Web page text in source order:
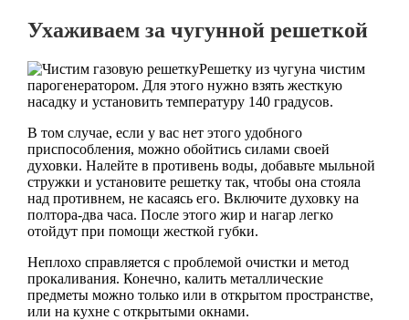
Ухаживаем за чугунной решеткой
Решетку из чугуна чистим
парогенератором. Для этого нужно взять жесткую
насадку и установить температуру 140 градусов.
В том случае, если у вас нет этого удобного
приспособления, можно обойтись силами своей
духовки. Налейте в противень воды, добавьте мыльной
стружки и установите решетку так, чтобы она стояла
над противнем, не касаясь его. Включите духовку на
полтора-два часа. После этого жир и нагар легко
отойдут при помощи жесткой губки.
Неплохо справляется с проблемой очистки и метод
прокаливания. Конечно, калить металлические
предметы можно только или в открытом пространстве,
или на кухне с открытыми окнами.